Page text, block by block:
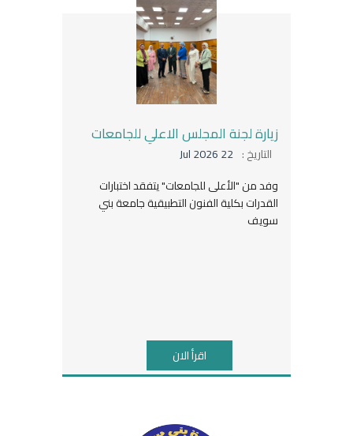
زيارة لجنة المجلس الاعلي للجامعات
التاريخ : 22 Jul 2026
وفد من "الأعلى للجامعات" يتفقد اختبارات
القدرات بكلية الفنون التطبيقية جامعة بني
سويف
اقرأ الان